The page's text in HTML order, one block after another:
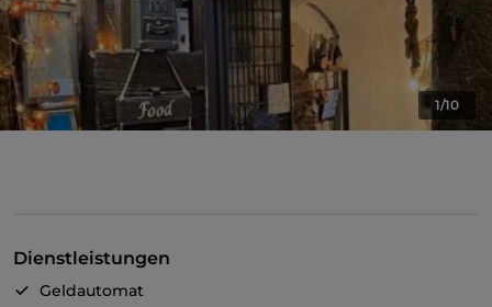
1/10
Dienstleistungen
Geldautomat